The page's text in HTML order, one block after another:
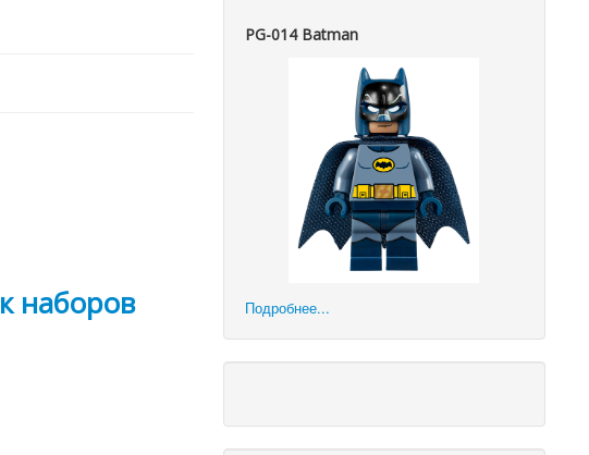
наборов
PG-014 Batman
Подробнее...